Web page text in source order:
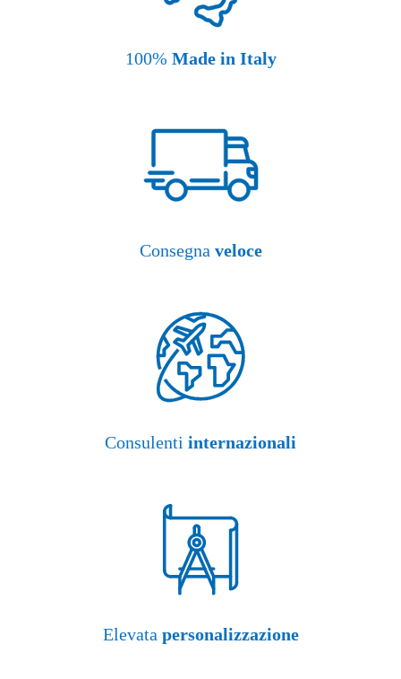
100% Made in Italy
Consegna veloce
Consulenti internazionali
Elevata personalizzazione